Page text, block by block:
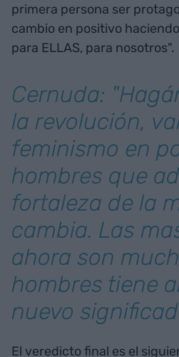
primera persona ser
cambio en positivo
para ELLAS, para nosotros".
Cernuda:
la revolución,
feminismo en
hombres que
fortaleza de la
cambia. Las
ahora son
hombres tiene
nuevo
El veredicto final es el